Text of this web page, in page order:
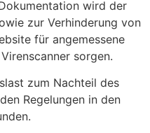
wird der
zur Verhinderung von
für angemessene
sorgen.
zum Nachteil des
Regelungen in den